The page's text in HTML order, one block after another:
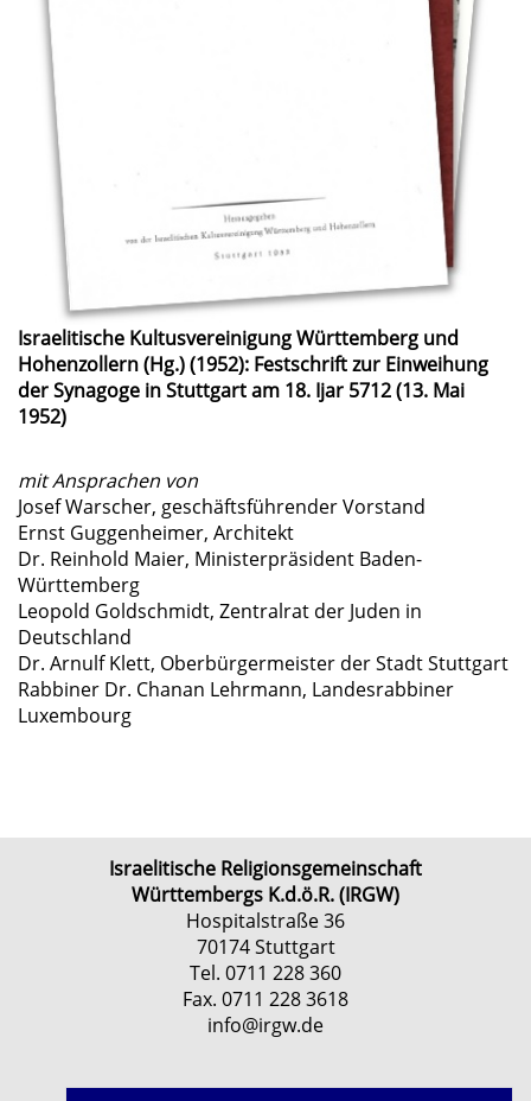
Israelitische Kultusvereinigung Württemberg und
Hohenzollern (Hg.) (1952): Festschrift zur Einweihung
der Synagoge in Stuttgart am 18. Ijar 5712 (13. Mai
1952)
mit Ansprachen von
Josef Warscher, geschäftsführender Vorstand
Ernst Guggenheimer, Architekt
Dr. Reinhold Maier, Ministerpräsident Baden-
Württemberg
Leopold Goldschmidt, Zentralrat der Juden in
Deutschland
Dr. Arnulf Klett, Oberbürgermeister der Stadt Stuttgart
Rabbiner Dr. Chanan Lehrmann, Landesrabbiner
Luxembourg
Israelitische Religionsgemeinschaft
Württembergs K.d.ö.R. (IRGW)
Hospitalstraße 36
70174 Stuttgart
Tel. 0711 228 360
Fax. 0711 228 3618
info@irgw.de